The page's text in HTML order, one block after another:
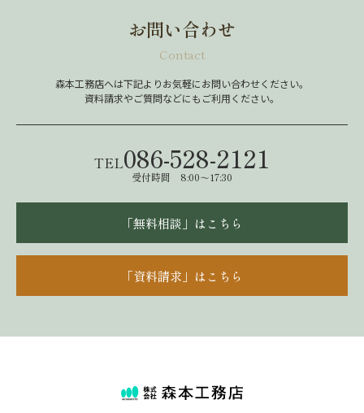
お問い合わせ
Contact
森本工務店へは下記よりお気軽にお問い合わせください。
資料請求やご質問などにもご利用ください。
TEL086-528-2121
受付時間 8:00～17:30
「無料相談」はこちら
「資料請求」はこちら